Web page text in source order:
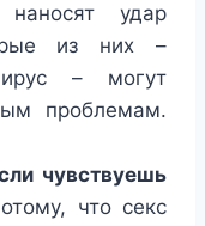
удар
из них –
– могут
проблемам.
чувствуешь
что секс